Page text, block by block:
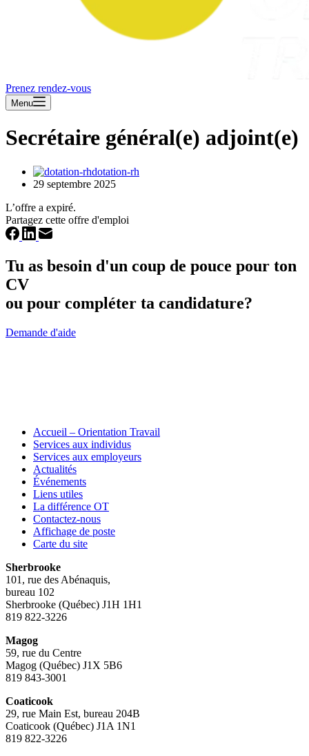
Prenez rendez-vous
Menu
Secrétaire général(e) adjoint(e)
dotation-rh
29 septembre 2025
L’offre a expiré.
Partagez cette offre d'emploi
Tu as besoin d'un coup de pouce pour ton
CV
ou pour compléter ta candidature?
Demande d'aide
Accueil – Orientation Travail
Services aux individus
Services aux employeurs
Actualités
Événements
Liens utiles
La différence OT
Contactez-nous
Affichage de poste
Carte du site
Sherbrooke
101, rue des Abénaquis,
bureau 102
Sherbrooke (Québec) J1H 1H1
819 822-3226
Magog
59, rue du Centre
Magog (Québec) J1X 5B6
819 843-3001
Coaticook
29, rue Main Est, bureau 204B
Coaticook (Québec) J1A 1N1
819 822-3226